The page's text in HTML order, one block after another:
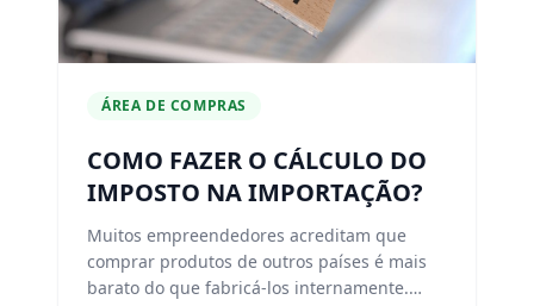
ÁREA DE COMPRAS
COMO FAZER O CÁLCULO DO
IMPOSTO NA IMPORTAÇÃO?
Muitos empreendedores acreditam que
comprar produtos de outros países é mais
barato do que fabricá-los internamente.